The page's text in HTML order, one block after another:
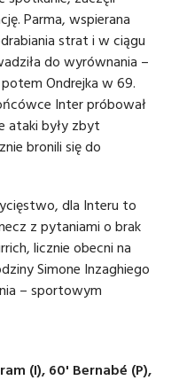
Parma, wspierana
strat i w ciągu
do wyrównania –
Ondrejka w 69.
Inter próbował
ataki były zbyt
bronili się do
dla Interu to
z pytaniami o brak
licznie obecni na
Simone Inzaghiego
– sportowym
(I), 60' Bernabé (P),